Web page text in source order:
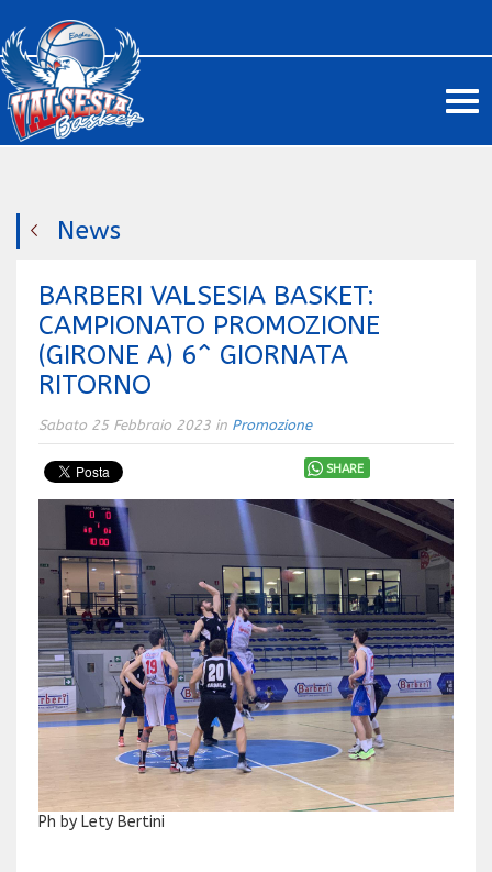
News
BARBERI VALSESIA BASKET:
CAMPIONATO PROMOZIONE
(GIRONE A) 6^ GIORNATA
RITORNO
Sabato 25 Febbraio 2023 in Promozione
SHARE
Ph by Lety Bertini